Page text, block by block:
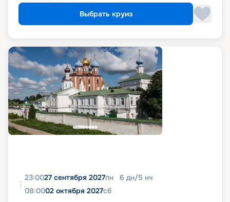
Выбрать круиз
23:0027 сентября 2027пн 6 дн/5 нч
08:0002 октября 2027сб